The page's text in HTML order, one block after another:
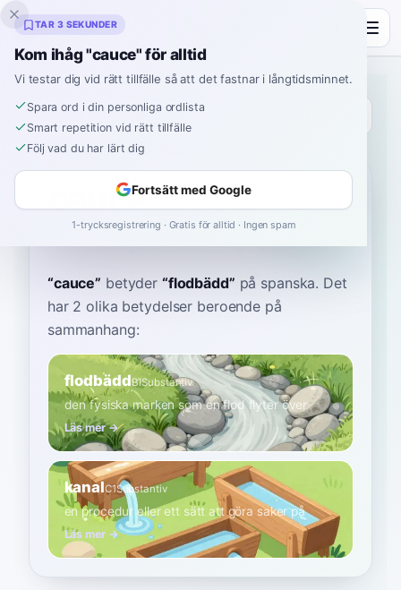
Inklingo
Ordbok
Hem›Spanska ›Ordbok
cauce
KOW-seh ˈkawse
“cauce” betyder “flodbädd” på spanska. Det
har 2 olika betydelser beroende på
sammanhang:
flodbäddB1Substantiv
den fysiska marken som en flod flyter över
Läs mer →
kanalC1Substantiv
en procedur eller ett sätt att göra saker på
Läs mer →
TAR 3 SEKUNDER
Kom ihåg "cauce" för alltid
Vi testar dig vid rätt tillfälle så att det fastnar i långtidsminnet.
Spara ord i din personliga ordlista
Smart repetition vid rätt tillfälle
Följ vad du har lärt dig
Fortsätt med Google
1-trycksregistrering · Gratis för alltid · Ingen spam